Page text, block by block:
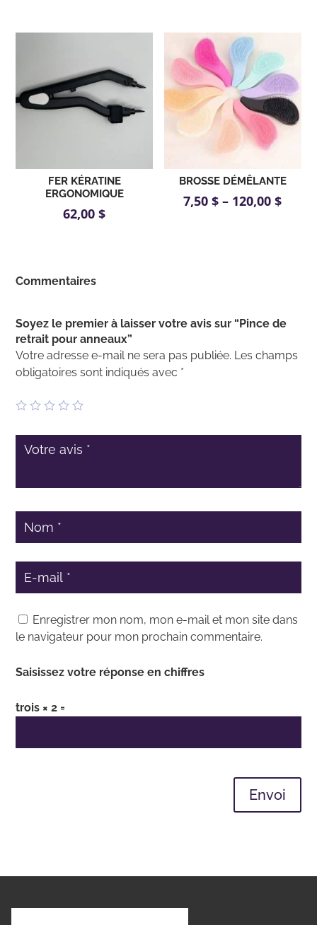
FER KÉRATINE
ERGONOMIQUE
62,00$
BROSSE DÉMÊLANTE
7,50$ – 120,00$
Commentaires
Soyez le premier à laisser votre avis sur “Pince de
retrait pour anneaux”
Votre adresse e-mail ne sera pas publiée. Les champs
obligatoires sont indiqués avec *
Enregistrer mon nom, mon e-mail et mon site dans
le navigateur pour mon prochain commentaire.
Saisissez votre réponse en chiffres
trois × 2 =
Envoi